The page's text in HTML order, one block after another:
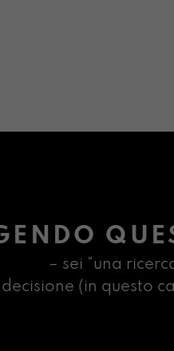
– sei “una
(in questo